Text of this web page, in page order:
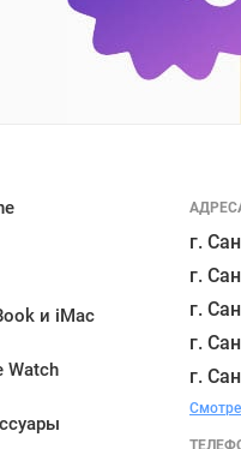
и iMac
Watch
г.
г.
г.
г.